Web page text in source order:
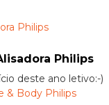
Philips
deste ano letivo:-)